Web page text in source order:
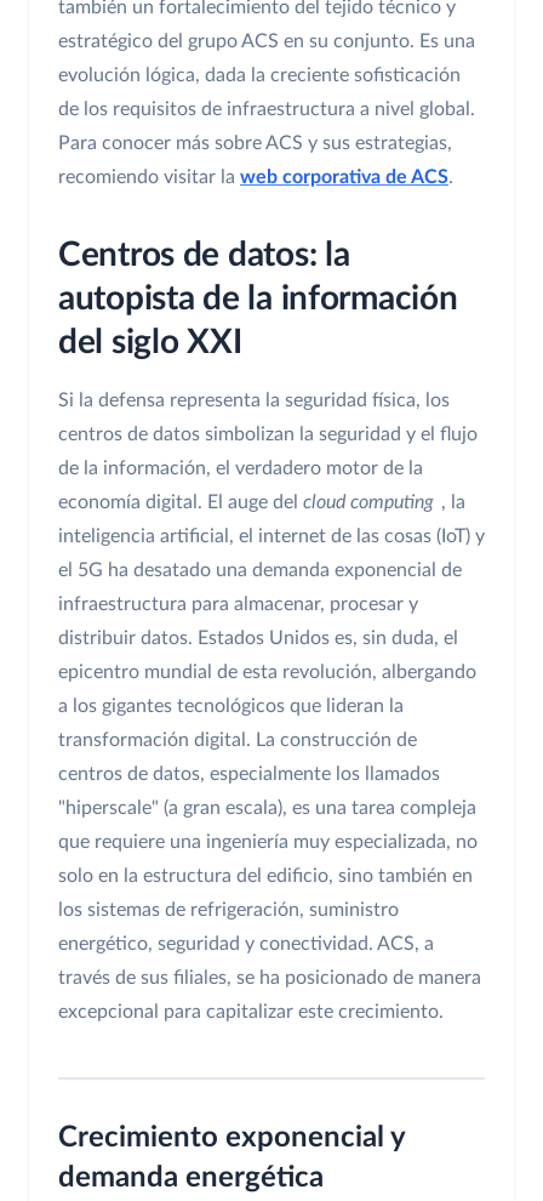
también un fortalecimiento del tejido técnico y
estratégico del grupo ACS en su conjunto. Es una
evolución lógica, dada la creciente sofisticación
de los requisitos de infraestructura a nivel global.
Para conocer más sobre ACS y sus estrategias,
recomiendo visitar la web corporativa de ACS.
Centros de datos: la
autopista de la información
del siglo XXI
Si la defensa representa la seguridad física, los
centros de datos simbolizan la seguridad y el flujo
de la información, el verdadero motor de la
economía digital. El auge del cloud computing , la
inteligencia artificial, el internet de las cosas (IoT) y
el 5G ha desatado una demanda exponencial de
infraestructura para almacenar, procesar y
distribuir datos. Estados Unidos es, sin duda, el
epicentro mundial de esta revolución, albergando
a los gigantes tecnológicos que lideran la
transformación digital. La construcción de
centros de datos, especialmente los llamados
"hiperscale" (a gran escala), es una tarea compleja
que requiere una ingeniería muy especializada, no
solo en la estructura del edificio, sino también en
los sistemas de refrigeración, suministro
energético, seguridad y conectividad. ACS, a
través de sus filiales, se ha posicionado de manera
excepcional para capitalizar este crecimiento.
Crecimiento exponencial y
demanda energética